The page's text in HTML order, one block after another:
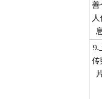
善
9.
传